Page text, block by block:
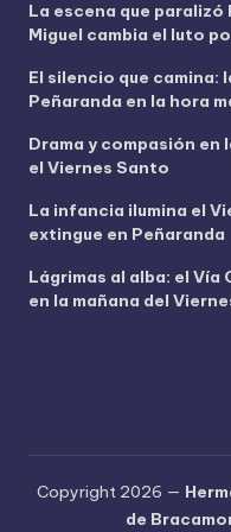
d
e
La escena que paralizó
Miguel cambia el luto
El silencio que camina:
Peñaranda en la hora
Drama y compasión
el Viernes Santo
La infancia ilumina el
extingue en Peñaranda
Lágrimas al alba: el Vía
en la mañana del
Copyright 2026 —
de